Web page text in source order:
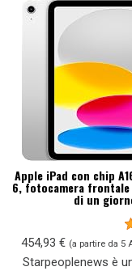
Apple iPad con chip
6, fotocamera frontale
di un
454,93 € (a partire da 5
Starpeoplenews è